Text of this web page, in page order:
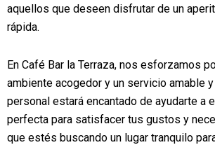
aquellos que deseen disfrutar de un
rápida.
En Café Bar la Terraza, nos esforzamos
ambiente acogedor y un servicio amable
personal estará encantado de ayudarte a
perfecta para satisfacer tus gustos y
que estés buscando un lugar tranquilo